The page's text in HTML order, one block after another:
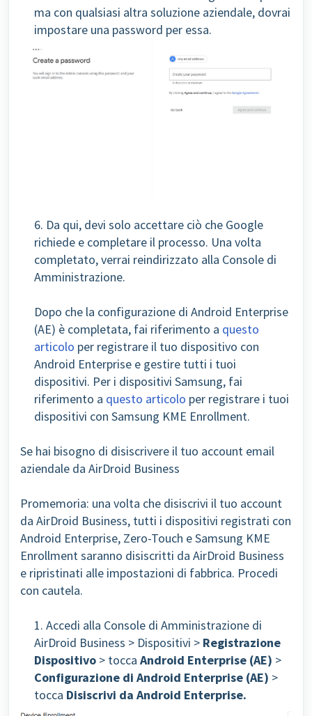
ma con qualsiasi altra soluzione aziendale, dovrai
impostare una password per essa.
6. Da qui, devi solo accettare ciò che Google
richiede e completare il processo. Una volta
completato, verrai reindirizzato alla Console di
Amministrazione.
Dopo che la configurazione di Android Enterprise
(AE) è completata, fai riferimento a questo
articolo per registrare il tuo dispositivo con
Android Enterprise e gestire tutti i tuoi
dispositivi. Per i dispositivi Samsung, fai
riferimento a questo articolo per registrare i tuoi
dispositivi con Samsung KME Enrollment.
Se hai bisogno di disiscrivere il tuo account email
aziendale da AirDroid Business
Promemoria: una volta che disiscrivi il tuo account
da AirDroid Business, tutti i dispositivi registrati con
Android Enterprise, Zero-Touch e Samsung KME
Enrollment saranno disiscritti da AirDroid Business
e ripristinati alle impostazioni di fabbrica. Procedi
con cautela.
1. Accedi alla Console di Amministrazione di
AirDroid Business > Dispositivi > Registrazione
Dispositivo > tocca Android Enterprise (AE) >
Configurazione di Android Enterprise (AE) >
tocca Disiscrivi da Android Enterprise.